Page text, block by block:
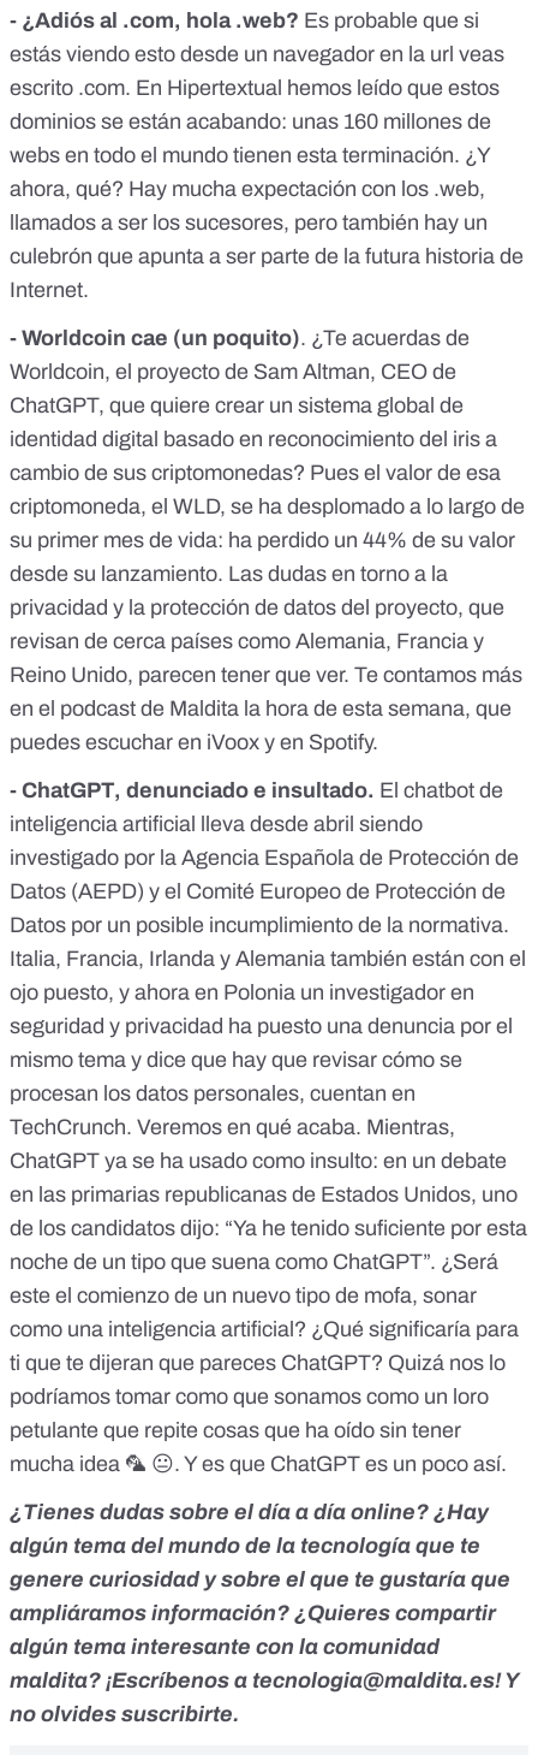
- ¿Adiós al .com, hola .web? Es probable que si
estás viendo esto desde un navegador en la url veas
escrito .com. En Hipertextual hemos leído que estos
dominios se están acabando: unas 160 millones de
webs en todo el mundo tienen esta terminación. ¿Y
ahora, qué? Hay mucha expectación con los .web,
llamados a ser los sucesores, pero también hay un
culebrón que apunta a ser parte de la futura historia de
Internet.
- Worldcoin cae (un poquito). ¿Te acuerdas de
Worldcoin, el proyecto de Sam Altman, CEO de
ChatGPT, que quiere crear un sistema global de
identidad digital basado en reconocimiento del iris a
cambio de sus criptomonedas? Pues el valor de esa
criptomoneda, el WLD, se ha desplomado a lo largo de
su primer mes de vida: ha perdido un 44% de su valor
desde su lanzamiento. Las dudas en torno a la
privacidad y la protección de datos del proyecto, que
revisan de cerca países como Alemania, Francia y
Reino Unido, parecen tener que ver. Te contamos más
en el podcast de Maldita la hora de esta semana, que
puedes escuchar en iVoox y en Spotify.
- ChatGPT, denunciado e insultado. El chatbot de
inteligencia artificial lleva desde abril siendo
investigado por la Agencia Española de Protección de
Datos (AEPD) y el Comité Europeo de Protección de
Datos por un posible incumplimiento de la normativa.
Italia, Francia, Irlanda y Alemania también están con el
ojo puesto, y ahora en Polonia un investigador en
seguridad y privacidad ha puesto una denuncia por el
mismo tema y dice que hay que revisar cómo se
procesan los datos personales, cuentan en
TechCrunch. Veremos en qué acaba. Mientras,
ChatGPT ya se ha usado como insulto: en un debate
en las primarias republicanas de Estados Unidos, uno
de los candidatos dijo: “Ya he tenido suficiente por esta
noche de un tipo que suena como ChatGPT”. ¿Será
este el comienzo de un nuevo tipo de mofa, sonar
como una inteligencia artificial? ¿Qué significaría para
ti que te dijeran que pareces ChatGPT? Quizá nos lo
podríamos tomar como que sonamos como un loro
petulante que repite cosas que ha oído sin tener
mucha idea 🦜 😐. Y es que ChatGPT es un poco así.
¿Tienes dudas sobre el día a día online? ¿Hay
algún tema del mundo de la tecnología que te
genere curiosidad y sobre el que te gustaría que
ampliáramos información? ¿Quieres compartir
algún tema interesante con la comunidad
maldita? ¡Escríbenos a tecnologia@maldita.es! Y
no olvides suscribirte.